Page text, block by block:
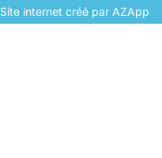
Site internet créé par AZApp